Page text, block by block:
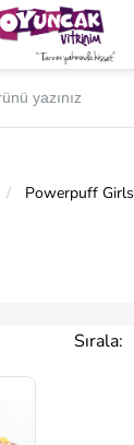
Powerpuff Girls
Sırala: